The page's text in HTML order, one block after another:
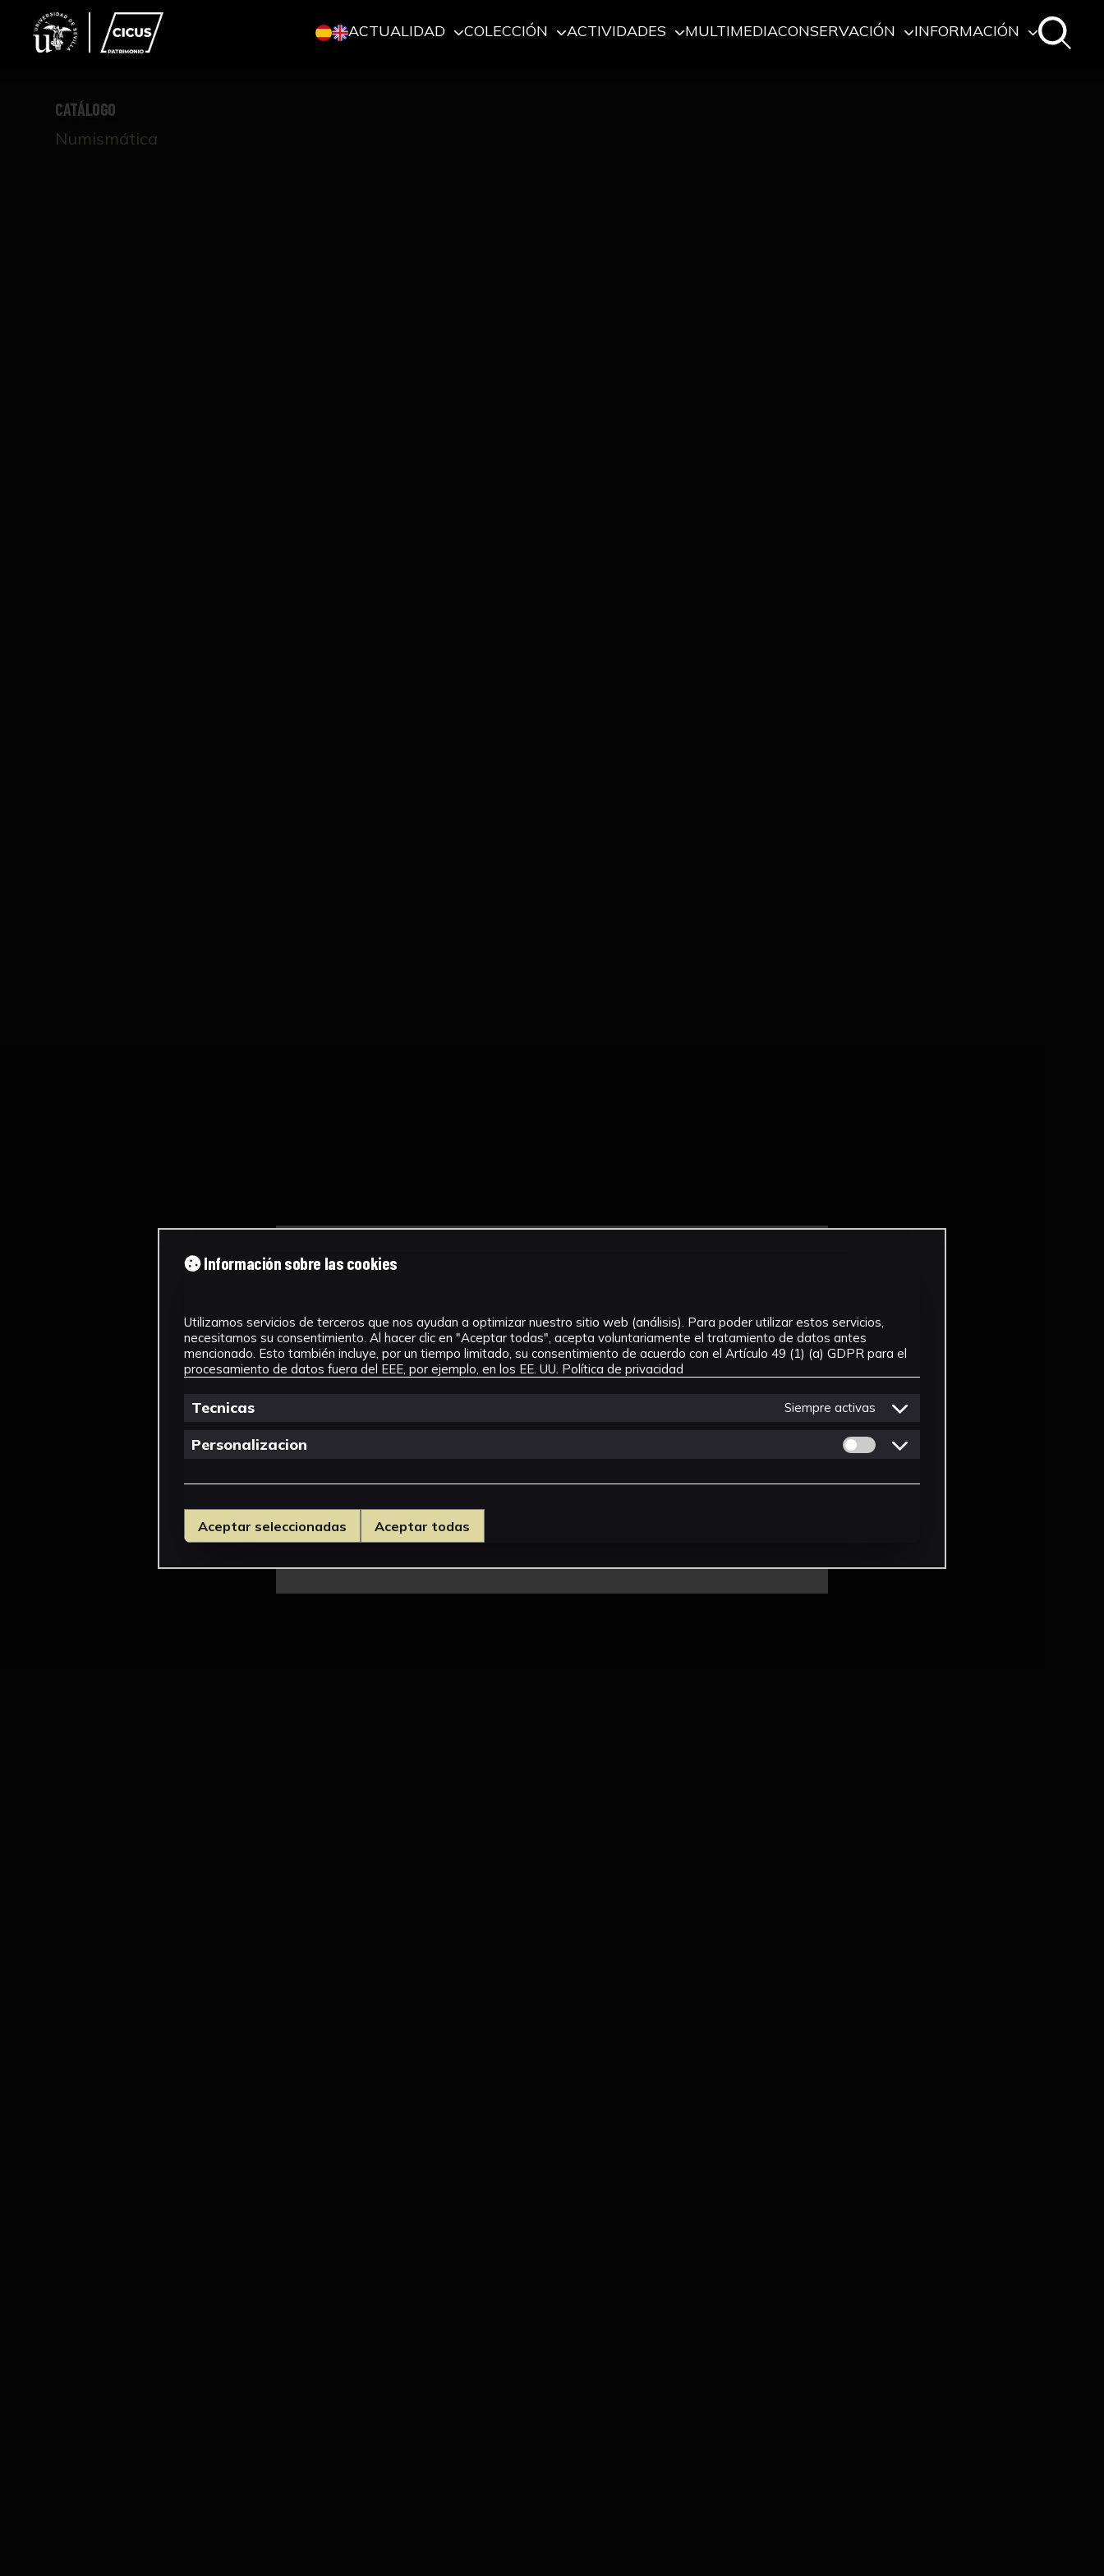
ACTUALIDAD COLECCIÓN ACTIVIDADES MULTIMEDIACONSERVACIÓN INFORMACIÓN
CATÁLOGO
Numismática
Información sobre las cookies
Utilizamos servicios de terceros que nos ayudan a optimizar nuestro sitio web (análisis). Para poder utilizar estos servicios,
necesitamos su consentimiento. Al hacer clic en "Aceptar todas", acepta voluntariamente el tratamiento de datos antes
mencionado. Esto también incluye, por un tiempo limitado, su consentimiento de acuerdo con el Artículo 49 (1) (a) GDPR para el
procesamiento de datos fuera del EEE, por ejemplo, en los EE. UU. Política de privacidad
Tecnicas Siempre activas
Personalizacion Permitir cookies de Personalizacion
Aceptar seleccionadas Aceptar todas